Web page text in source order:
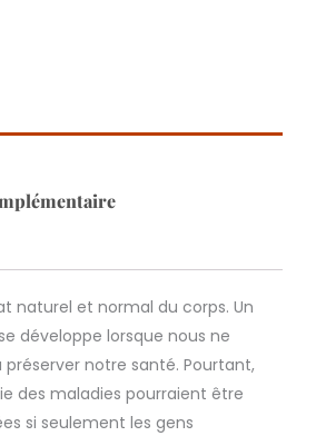
naturel et normal du corps. Un
développe lorsque nous ne
préserver notre santé. Pourtant,
des maladies pourraient être
si seulement les gens